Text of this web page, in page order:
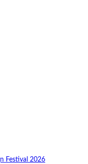
Festival 2026